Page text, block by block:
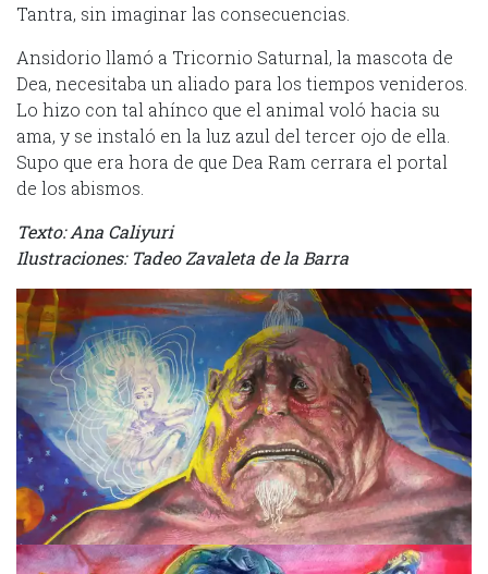
Tantra, sin imaginar las consecuencias.
Ansidorio llamó a Tricornio Saturnal, la mascota de
Dea, necesitaba un aliado para los tiempos venideros.
Lo hizo con tal ahínco que el animal voló hacia su
ama, y se instaló en la luz azul del tercer ojo de ella.
Supo que era hora de que Dea Ram cerrara el portal
de los abismos.
Texto: Ana Caliyuri
Ilustraciones: Tadeo Zavaleta de la Barra